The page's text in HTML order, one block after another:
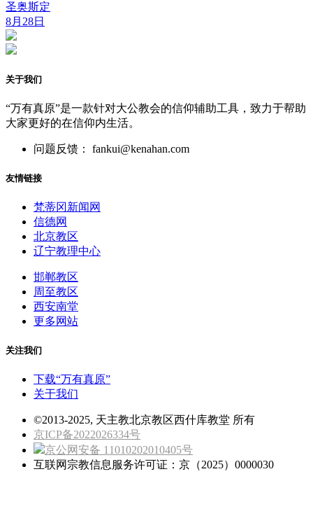
圣奥斯定
8月28日
关于我们
“万有真原”是一款针对大公教会的信仰辅助工具，致力于帮助
大家更好的在信仰内生活。
问题反馈： fankui@kenahan.com
友情链接
梵蒂冈新闻网
信德网
北京教区
辽宁教理中心
邯郸教区
周至教区
西安南堂
更多网站
关注我们
下载“万有真原”
关于我们
©2013-2025, 天主教北京教区西什库教堂 所有
京ICP备2022026334号
京公网安备 11010202010405号
互联网宗教信息服务许可证：京（2025）0000030